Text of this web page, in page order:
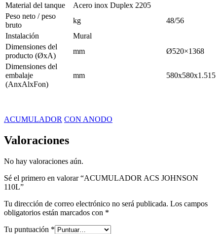
Material del tanque
Acero inox Duplex 2205
Peso neto / peso
bruto
kg
48/56
Instalación
Mural
Dimensiones del
producto (ØxA)
mm
Ø520×1368
Dimensiones del
embalaje
(AnxAlxFon)
mm 580x580x1.515
ACUMULADOR CON ANODO
Valoraciones
No hay valoraciones aún.
Sé el primero en valorar “ACUMULADOR ACS JOHNSON
110L”
Tu dirección de correo electrónico no será publicada. Los campos
obligatorios están marcados con *
Tu puntuación *